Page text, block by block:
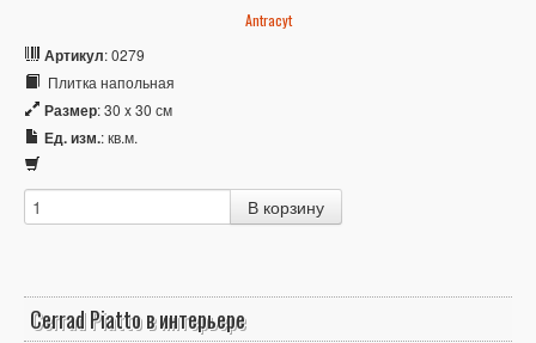
Antracyt
Артикул: 0279
Плитка напольная
Размер: 30 x 30 см
Ед. изм.: кв.м.
Cerrad Piatto в интерьере